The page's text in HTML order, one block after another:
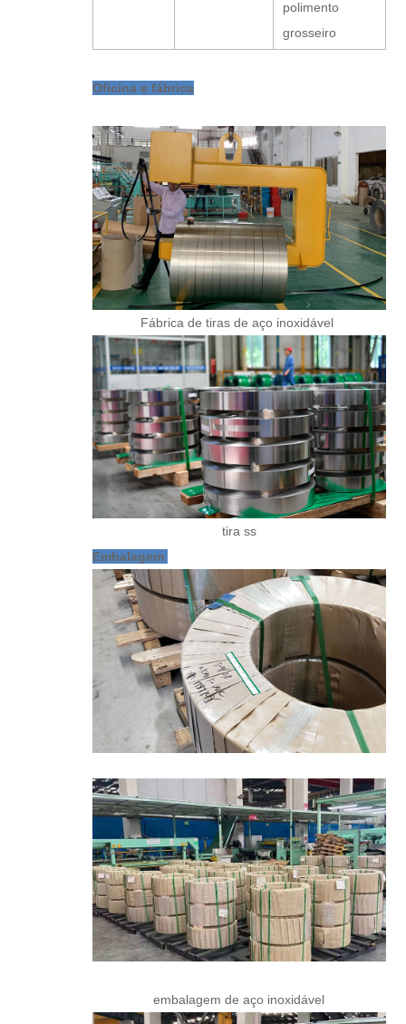
polimento
grosseiro
Oficina e fábrica
Fábrica de tiras de aço inoxidável
tira ss
Embalagem
embalagem de aço inoxidável